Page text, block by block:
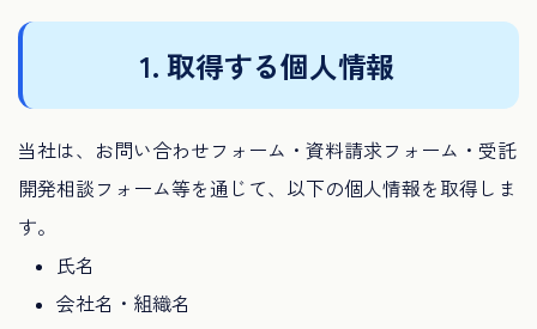
1. 取得する個人情報
当社は、お問い合わせフォーム・資料請求フォーム・受託
開発相談フォーム等を通じて、以下の個人情報を取得しま
す。
氏名
会社名・組織名